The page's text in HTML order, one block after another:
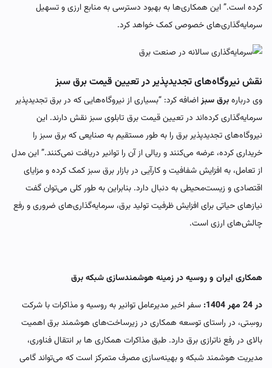
کرده است.” این همکاری‌ها به بهبود دسترسی به منابع ارزی و تسهیل
سرمایه‌گذاری‌های خصوصی کمک خواهد کرد.
نقش نیروگاه‌های تجدیدپذیر در تعیین قیمت برق سبز
وی دربارهبرق سبزاضافه کرد: “بسیاری از نیروگاه‌هایی که در برق تجدیدپذیر
سرمایه‌گذاری کرده‌اند در تعیین‌ قیمت برق تابلوی سبز نقش دارند. این
نیروگاه‌های تجدیدپذیر برق را به طور مستقیم به صنایعی که برق سبز را
خریداری کرده، عرضه می‌کنند و ریالی از آن را توانیر دریافت نمی‌کنند.” این مدل
از تعامل، به افزایش شفافیت و کارآیی در بازار برق سبز کمک کرده و مزایای
اقتصادی و زیست‌محیطی به دنبال دارد. بنابراین به طور کلی می‌توان گفت
نیازهای حیاتی برای افزایش ظرفیت تولید برق، سرمایه‌گذاری‌های ضروری و رفع
چالش‌های ارزی است.
همکاری ایران و روسیه در زمینه هوشمندسازی شبکه برق
در 24 مهر 1404:
سفر اخیر مدیرعامل توانیر به روسیه و مذاکرات با شرکت
روسِتی، در راستای توسعه همکاری در زیرساخت‌های هوشمند برق اهمیت
بالای در رفع ناترازی برق دارد. طبق مذاکرات همکاری ها بر انتقال فناوری،
مدیریت هوشمند شبکه و بهینه‌سازی مصرف متمرکز است که می‌تواند گامی